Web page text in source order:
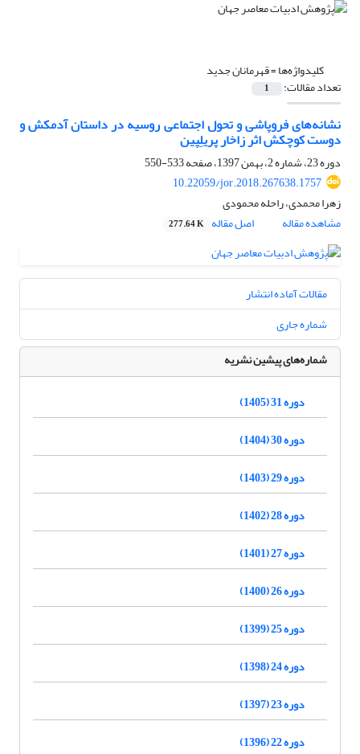
کلیدواژه‌ها =قهرمانان جدید
تعداد مقالات: 1
نشانه‌های فروپاشی و تحول اجتماعی روسیه در داستان آدمکش و
دوست کوچکش اثر زاخار پریلِپین
دوره 23، شماره 2، بهمن 1397، صفحه
533-550
10.22059/jor.2018.267638.1757
زهرا محمدی، راحله محمودی
مشاهده مقاله
اصل مقاله 277.64 K
مقالات آماده انتشار
شماره جاری
شماره‌های پیشین نشریه
دوره 31 (1405)
دوره 30 (1404)
دوره 29 (1403)
دوره 28 (1402)
دوره 27 (1401)
دوره 26 (1400)
دوره 25 (1399)
دوره 24 (1398)
دوره 23 (1397)
دوره 22 (1396)